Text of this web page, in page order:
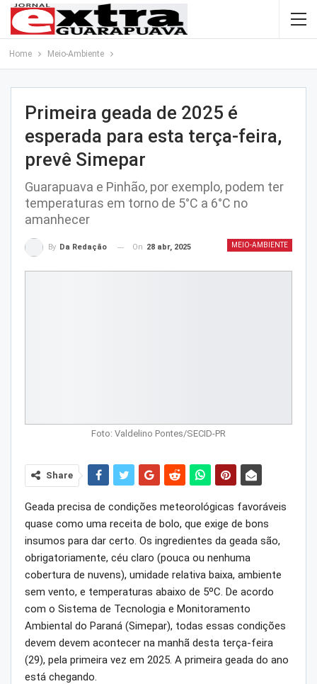
Home Meio-Ambiente
Primeira geada de 2025 é
esperada para esta terça-feira,
prevê Simepar
Guarapuava e Pinhão, por exemplo, podem ter
temperaturas em torno de 5°C a 6°C no
amanhecer
MEIO-AMBIENTE
By Da Redação On 28 abr, 2025
Foto: Valdelino Pontes/SECID-PR
Share
Geada precisa de condições meteorológicas favoráveis
quase como uma receita de bolo, que exige de bons
insumos para dar certo. Os ingredientes da geada são,
obrigatoriamente, céu claro (pouca ou nenhuma
cobertura de nuvens), umidade relativa baixa, ambiente
sem vento, e temperaturas abaixo de 5ºC. De acordo
com o Sistema de Tecnologia e Monitoramento
Ambiental do Paraná (Simepar), todas essas condições
devem devem acontecer na manhã desta terça-feira
(29), pela primeira vez em 2025. A primeira geada do ano
está chegando.